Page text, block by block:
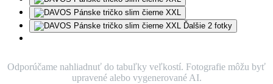
Ďalšie 2 fotky
Odporúčame nahliadnuť do tabuľky veľkostí. Fotografie môžu byť
upravené alebo vygenerované AI.